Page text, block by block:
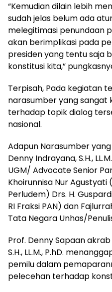
“Kemudian dilain lebih
sudah jelas belum ada
melegitimasi penundaan
akan berimplikasi pada
presiden yang tentu saja
konstitusi kita,”
Terpisah, Pada kegiatan
narasumber yang
terhadap topik dialog
nasional.
Adapun Narasumber
Denny Indrayana, S.H.,
UGM/ Advocate Senior
Khoirunnisa Nur Agustyati
Perludem) Drs. H.
RI Fraksi PAN) dan
Tata Negara Unhas/
Prof. Denny Sapaan
S.H., LL.M., P.hD.
pemilu dalam
pelecehan terhadap